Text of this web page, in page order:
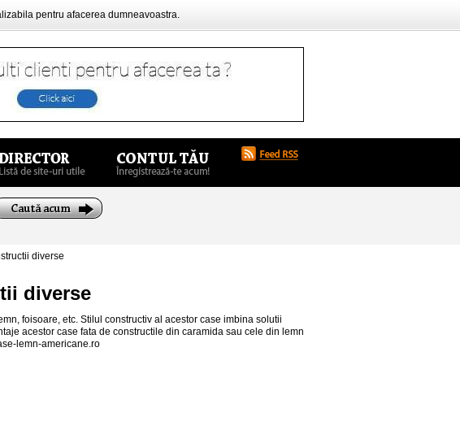
pentru afacerea dumneavoastra.
diverse
diverse
foisoare, etc. Stilul constructiv al acestor case imbina solutii
acestor case fata de constructile din caramida sau cele din lemn
lemn-americane.ro